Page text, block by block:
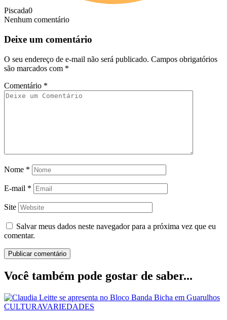
Piscada0
Nenhum comentário
Deixe um comentário
O seu endereço de e-mail não será publicado. Campos obrigatórios
são marcados com *
Comentário *
Nome *
E-mail *
Site
Salvar meus dados neste navegador para a próxima vez que eu
comentar.
Você também pode gostar de saber...
CULTURAVARIEDADES